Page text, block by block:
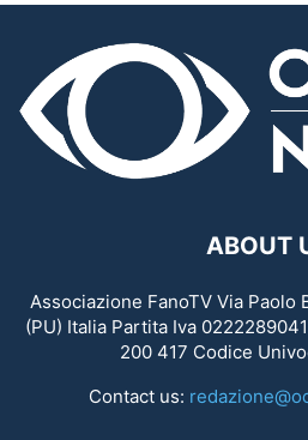
ABOUT
Associazione FanoTV Via Paolo
(PU) Italia Partita Iva
200 417 Codice
Contact us: